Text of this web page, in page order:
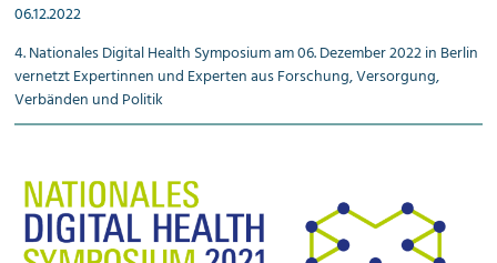
06.12.2022
4. Nationales Digital Health Symposium am 06. Dezember 2022 in Berlin
vernetzt Expertinnen und Experten aus Forschung, Versorgung,
Verbänden und Politik